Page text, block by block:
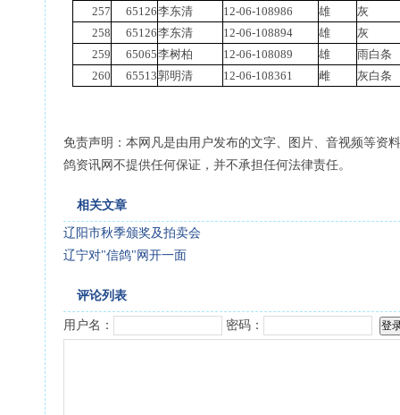
257
65126李东清 12-06-108986 雄
灰
258
65126李东清 12-06-108894 雄
灰
259
65065李树柏 12-06-108089 雄
雨白条
260
65513郭明清 12-06-108361 雌 灰白条
免责声明：本网凡是由用户发布的文字、图片、音视频等资
鸽资讯网不提供任何保证，并不承担任何法律责任。
相关文章
辽阳市秋季颁奖及拍卖会
辽宁对"信鸽"网开一面
评论列表
用户名： 密码：